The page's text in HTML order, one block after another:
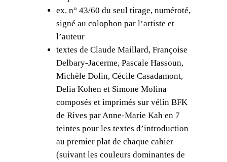
ex. n° 43/60 du seul tirage, numéroté,
signé au colophon par l’artiste et
l’auteur
textes de Claude Maillard, Françoise
Delbary-Jacerme, Pascale Hassoun,
Michèle Dolin, Cécile Casadamont,
Delia Kohen et Simone Molina
composés et imprimés sur vélin BFK
de Rives par Anne-Marie Kah en 7
teintes pour les textes d’introduction
au premier plat de chaque cahier
(suivant les couleurs dominantes de